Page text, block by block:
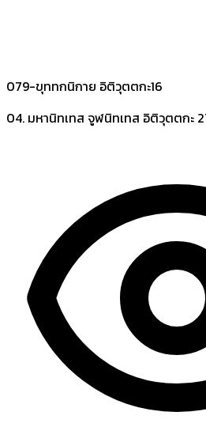
079-ขุททกนิกาย อิติวุตตกะ16
04. มหานิทเทส จูฬนิทเทส อิติวุตตกะ